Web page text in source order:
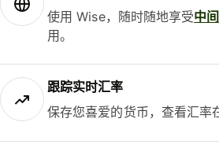
使用 Wise，随时随地享受中
用。
跟踪实时汇率
保存您喜爱的货币，查看汇率